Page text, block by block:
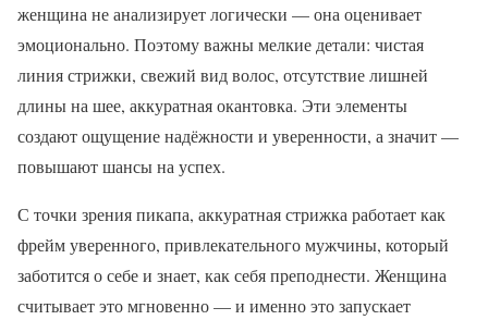
женщина не анализирует логически — она оценивает
эмоционально. Поэтому важны мелкие детали: чистая
линия стрижки, свежий вид волос, отсутствие лишней
длины на шее, аккуратная окантовка. Эти элементы
создают ощущение надёжности и уверенности, а значит —
повышают шансы на успех.
С точки зрения пикапа, аккуратная стрижка работает как
фрейм уверенного, привлекательного мужчины, который
заботится о себе и знает, как себя преподнести. Женщина
считывает это мгновенно — и именно это запускает